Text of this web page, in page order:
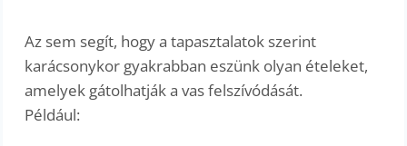
Az sem segít, hogy a tapasztalatok szerint
karácsonykor gyakrabban eszünk olyan ételeket,
amelyek gátolhatják a vas felszívódását.
Például: